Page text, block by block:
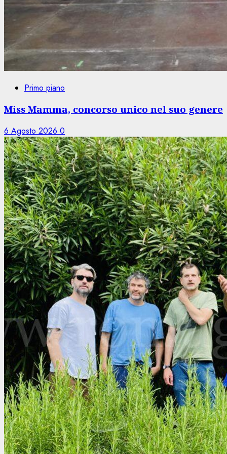
Primo piano
Miss Mamma, concorso unico nel suo genere
6 Agosto 2026 0